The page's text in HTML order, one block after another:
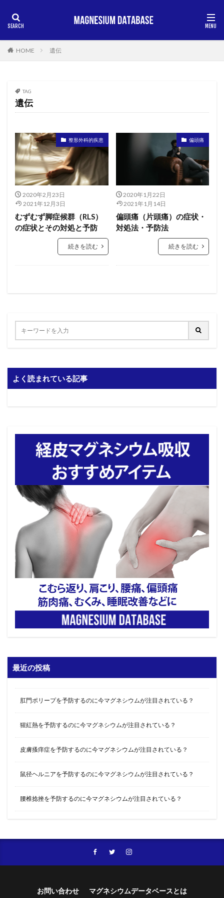
HOME 遺伝
TAG
遺伝
整形外科的疾患
2020年2月23日
2021年12月3日
むずむず脚症候群（RLS）
の症状とその対処と予防
続きを読む
偏頭痛
2020年1月22日
2021年1月14日
偏頭痛（片頭痛）の症状・
対処法・予防法
続きを読む
よく読まれている記事
最近の投稿
肛門ポリープを予防するのに今マグネシウムが注目されている？
猩紅熱を予防するのに今マグネシウムが注目されている？
皮膚搔痒症を予防するのに今マグネシウムが注目されている？
鼠径ヘルニアを予防するのに今マグネシウムが注目されている？
腰椎捻挫を予防するのに今マグネシウムが注目されている？
お問い合わせ
マグネシウムデータベースとは